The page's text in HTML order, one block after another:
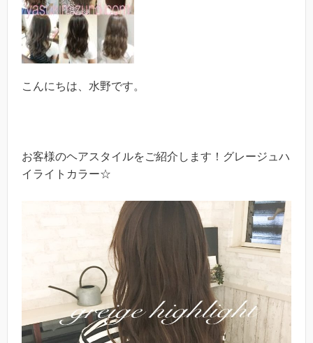
こんにちは、水野です。
お客様のヘアスタイルをご紹介します！グレージュハ
イライトカラー☆